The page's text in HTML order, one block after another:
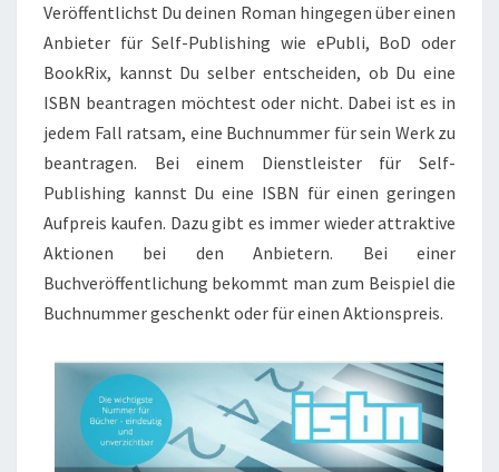
Veröffentlichst Du deinen Roman hingegen über einen
Anbieter für Self-Publishing wie ePubli, BoD oder
BookRix, kannst Du selber entscheiden, ob Du eine
ISBN beantragen möchtest oder nicht. Dabei ist es in
jedem Fall ratsam, eine Buchnummer für sein Werk zu
beantragen. Bei einem Dienstleister für Self-
Publishing kannst Du eine ISBN für einen geringen
Aufpreis kaufen. Dazu gibt es immer wieder attraktive
Aktionen bei den Anbietern. Bei einer
Buchveröffentlichung bekommt man zum Beispiel die
Buchnummer geschenkt oder für einen Aktionspreis.